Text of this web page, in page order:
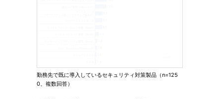
勤務先で既に導入しているセキュリティ対策製品（n=125
0、複数回答）